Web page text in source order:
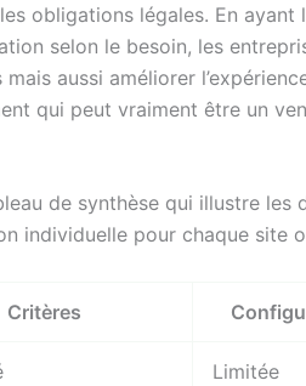
obligations légales. En ayant
selon le besoin, les
mais aussi améliorer
qui peut vraiment être un
de synthèse qui illustre
individuelle pour chaque site
Critères
Limitée